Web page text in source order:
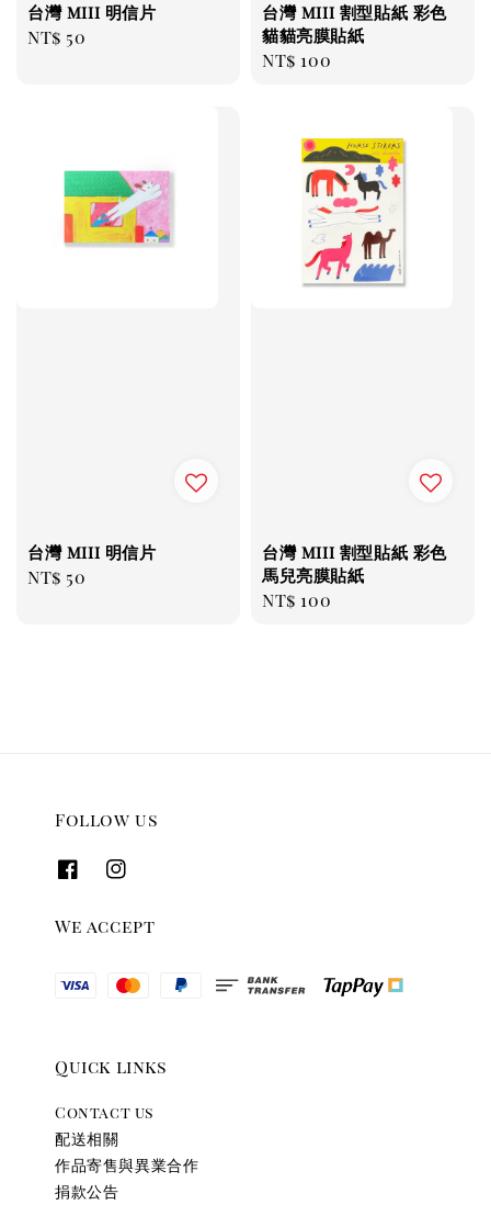
台灣 miii 明信片
Regular
NT$ 50
台灣 miii 割型貼紙 彩色
貓貓亮膜貼紙
Regular
NT$ 100
台灣 miii 明信片
Regular
NT$ 50
台灣 miii 割型貼紙 彩色
馬兒亮膜貼紙
Regular
NT$ 100
Follow us
We accept
Quick links
Contact us
配送相關
作品寄售與異業合作
捐款公告